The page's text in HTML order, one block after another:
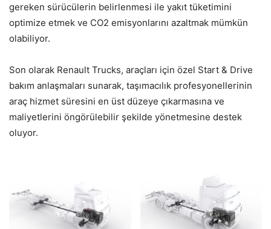
gereken sürücülerin belirlenmesi ile yakıt tüketimini
optimize etmek ve CO2 emisyonlarını azaltmak mümkün
olabiliyor.
Son olarak Renault Trucks, araçları için özel Start & Drive
bakım anlaşmaları sunarak, taşımacılık profesyonellerinin
araç hizmet süresini en üst düzeye çıkarmasına ve
maliyetlerini öngörülebilir şekilde yönetmesine destek
oluyor.